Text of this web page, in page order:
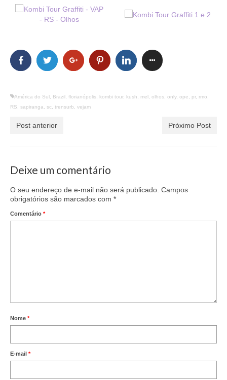
América do Sul, Brazil, florianópolis, kombi tour, kush, mel, olhos, only, ope, pr, rmo,
RS, sapiranga, sc, trensurb, vejam
Post anterior Próximo Post
Deixe um comentário
O seu endereço de e-mail não será publicado. Campos
obrigatórios são marcados com *
Comentário *
Nome *
E-mail *